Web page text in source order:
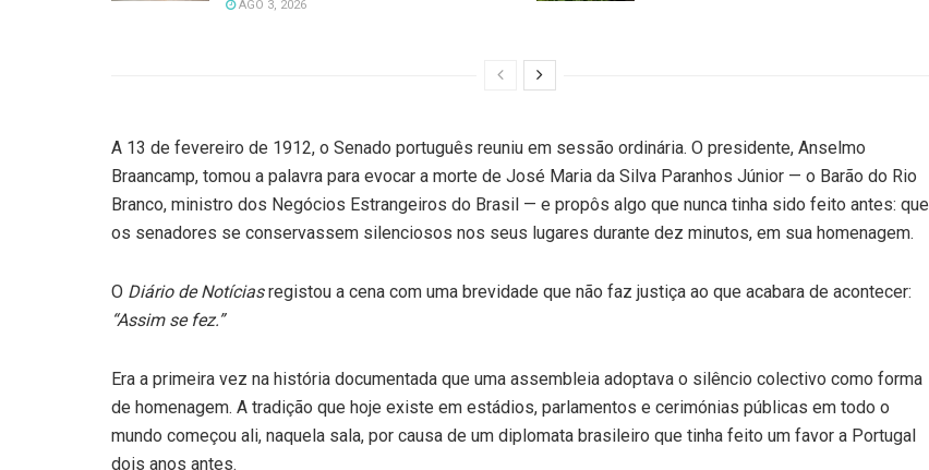
AGO 3, 2026
A 13 de fevereiro de 1912, o Senado português reuniu em sessão ordinária. O presidente, Anselmo
Braancamp, tomou a palavra para evocar a morte de José Maria da Silva Paranhos Júnior — o Barão do Rio
Branco, ministro dos Negócios Estrangeiros do Brasil — e propôs algo que nunca tinha sido feito antes: que
os senadores se conservassem silenciosos nos seus lugares durante dez minutos, em sua homenagem.
O Diário de Notíciasregistou a cena com uma brevidade que não faz justiça ao que acabara de acontecer:
“Assim se fez.”
Era a primeira vez na história documentada que uma assembleia adoptava o silêncio colectivo como forma
de homenagem. A tradição que hoje existe em estádios, parlamentos e cerimónias públicas em todo o
mundo começou ali, naquela sala, por causa de um diplomata brasileiro que tinha feito um favor a Portugal
dois anos antes.